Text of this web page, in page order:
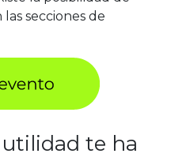
secciones de
te ha